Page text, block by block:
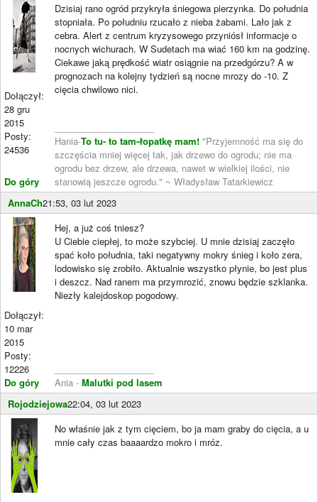
Dołączył:
28 gru
2015
Posty:
24536
Do góry
Dzisiaj rano ogród przykryła śniegowa pierzynka. Do południa
stopniała. Po południu rzucało z nieba żabami. Lało jak z
cebra. Alert z centrum kryzysowego przyniósł informacje o
nocnych wichurach. W Sudetach ma wiać 160 km na godzinę.
Ciekawe jaką prędkość wiatr osiągnie na przedgórzu? A w
prognozach na kolejny tydzień są nocne mrozy do -10. Z
cięcia chwilowo nici.
Hania-To tu- to tam-łopatkę mam! "Przyjemność ma się do
szczęścia mniej więcej tak, jak drzewo do ogrodu; nie ma
ogrodu bez drzew, ale drzewa, nawet w wielkiej ilości, nie
stanowią jeszcze ogrodu." ~ Władysław Tatarkiewicz
AnnaCh21:53, 03 lut 2023
Dołączył:
10 mar
2015
Posty:
12226
Do góry
Hej, a już coś tniesz?
U Ciebie ciepłej, to może szybciej. U mnie dzisiaj zaczęło
spać koło południa, taki negatywny mokry śnieg i koło zera,
lodowisko się zrobiło. Aktualnie wszystko płynie, bo jest plus
i deszcz. Nad ranem ma przymrozić, znowu będzie szklanka.
Niezły kalejdoskop pogodowy.
Ania - Malutki pod lasem
Rojodziejowa22:04, 03 lut 2023
No właśnie jak z tym cięciem, bo ja mam graby do cięcia, a u
mnie cały czas baaaardzo mokro i mróz.